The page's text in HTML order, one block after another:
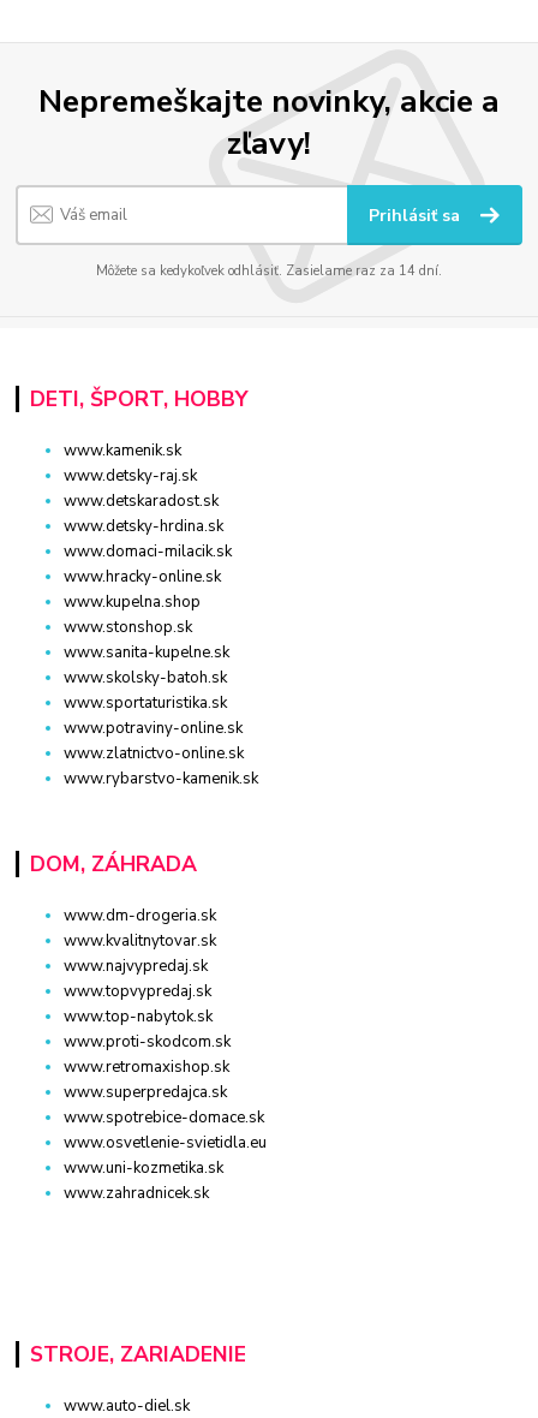
Nepremeškajte novinky, akcie a
zľavy!
Prihlásiť sa
Môžete sa kedykoľvek odhlásiť. Zasielame raz za 14 dní.
DETI, ŠPORT, HOBBY
www.kamenik.sk
www.detsky-raj.sk
www.detskaradost.sk
www.detsky-hrdina.sk
www.domaci-milacik.sk
www.hracky-online.sk
www.kupelna.shop
www.stonshop.sk
www.sanita-kupelne.sk
www.skolsky-batoh.sk
www.sportaturistika.sk
www.potraviny-online.sk
www.zlatnictvo-online.sk
www.rybarstvo-kamenik.sk
DOM, ZÁHRADA
www.dm-drogeria.sk
www.kvalitnytovar.sk
www.najvypredaj.sk
www.topvypredaj.sk
www.top-nabytok.sk
www.proti-skodcom.sk
www.retromaxishop.sk
www.superpredajca.sk
www.spotrebice-domace.sk
www.osvetlenie-svietidla.eu
www.uni-kozmetika.sk
www.zahradnicek.sk
STROJE, ZARIADENIE
www.auto-diel.sk